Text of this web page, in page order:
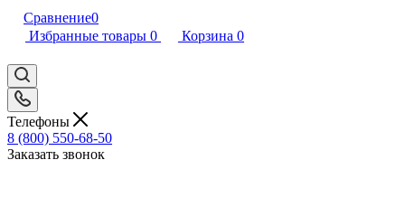
Сравнение0
Избранные товары 0 Корзина 0
Телефоны
8 (800) 550-68-50
Заказать звонок